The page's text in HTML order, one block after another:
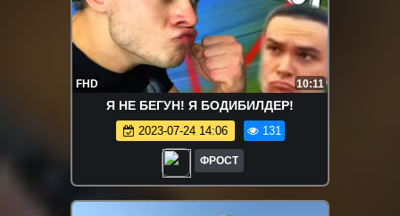
FHD 10:11
Я НЕ БЕГУН! Я БОДИБИЛДЕР!
2023-07-24 14:06 131
ФРОСТ